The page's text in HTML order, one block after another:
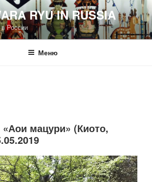
RYU IN RUSSIA
России
Меню
мацури» (Киото,